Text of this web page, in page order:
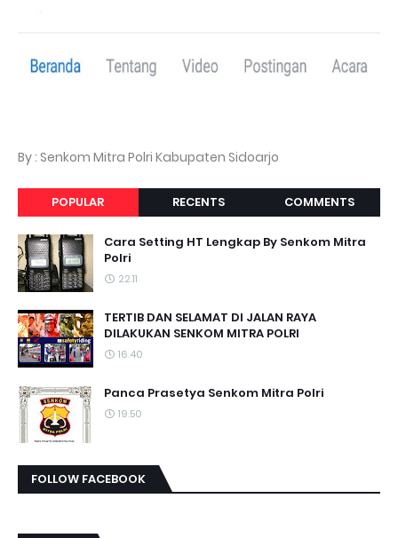
By : Senkom Mitra Polri Kabupaten Sidoarjo
POPULAR RECENTS COMMENTS
Cara Setting HT Lengkap By Senkom Mitra
Polri
22.11
TERTIB DAN SELAMAT DI JALAN RAYA
DILAKUKAN SENKOM MITRA POLRI
16.40
Panca Prasetya Senkom Mitra Polri
19.50
FOLLOW FACEBOOK